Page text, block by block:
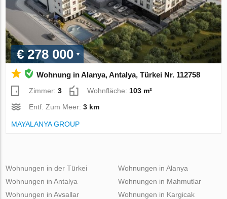
€ 278 000
Wohnung in Alanya, Antalya, Türkei Nr. 112758
Zimmer:3 Wohnfläche: 103 m²
Entf. Zum Meer:3 km
MAYALANYA GROUP
Wohnungen in der Türkei
Wohnungen in Antalya
Wohnungen in Avsallar
Wohnungen in Alanya
Wohnungen in Mahmutlar
Wohnungen in Kargicak